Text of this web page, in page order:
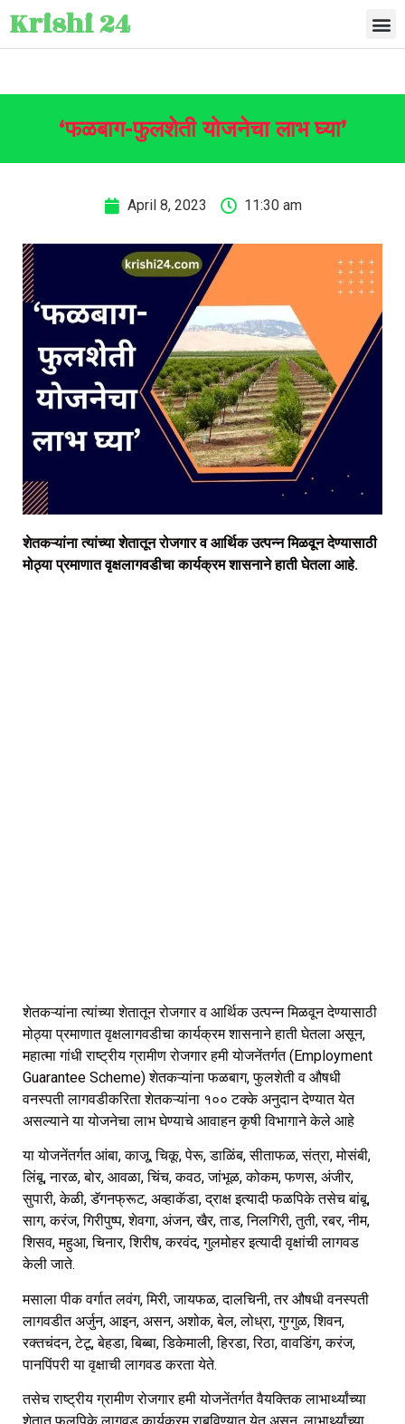
Krishi 24
‘फळबाग-फुलशेती योजनेचा लाभ घ्या’
April 8, 2023 11:30 am
शेतकऱ्यांना त्यांच्या शेतातून रोजगार व आर्थिक उत्पन्न मिळवून देण्यासाठी
मोठ्या प्रमाणात वृक्षलागवडीचा कार्यक्रम शासनाने हाती घेतला आहे.
शेतकऱ्यांना त्यांच्या शेतातून रोजगार व आर्थिक उत्पन्न मिळवून देण्यासाठी
मोठ्या प्रमाणात वृक्षलागवडीचा कार्यक्रम शासनाने हाती घेतला असून,
महात्मा गांधी राष्ट्रीय ग्रामीण रोजगार हमी योजनेंतर्गत (Employment
Guarantee Scheme) शेतकऱ्यांना फळबाग, फुलशेती व औषधी
वनस्पती लागवडीकरिता शेतकऱ्यांना १०० टक्के अनुदान देण्यात येत
असल्याने या योजनेचा लाभ घेण्याचे आवाहन कृषी विभागाने केले आहे
या योजनेंतर्गत आंबा, काजू, चिकू, पेरू, डाळिंब, सीताफळ, संत्रा, मोसंबी,
लिंबू, नारळ, बोर, आवळा, चिंच, कवठ, जांभूळ, कोकम, फणस, अंजीर,
सुपारी, केळी, डॅगनफ्रूट, अव्हाकॅडा, द्राक्ष इत्यादी फळपिके तसेच बांबू,
साग, करंज, गिरीपुष्प, शेवगा, अंजन, खैर, ताड, निलगिरी, तुती, रबर, नीम,
शिसव, महुआ, चिनार, शिरीष, करवंद, गुलमोहर इत्यादी वृक्षांची लागवड
केली जाते.
मसाला पीक वर्गात लवंग, मिरी, जायफळ, दालचिनी, तर औषधी वनस्पती
लागवडीत अर्जुन, आइन, असन, अशोक, बेल, लोध्रा, गुग्गुळ, शिवन,
रक्तचंदन, टेटू, बेहडा, बिब्बा, डिकेमाली, हिरडा, रिठा, वावडिंग, करंज,
पानपिंपरी या वृक्षाची लागवड करता येते.
तसेच राष्ट्रीय ग्रामीण रोजगार हमी योजनेंतर्गत वैयक्तिक लाभार्थ्यांच्या